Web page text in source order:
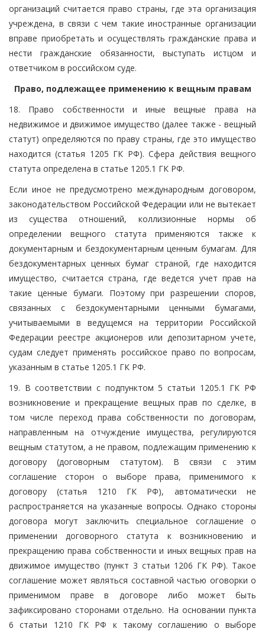
организаций считается право страны, где эта организация
учреждена, в связи с чем такие иностранные организации
вправе приобретать и осуществлять гражданские права и
нести гражданские обязанности, выступать истцом и
ответчиком в российском суде.
Право, подлежащее применению к вещным правам
18. Право собственности и иные вещные права на
недвижимое и движимое имущество (далее также - вещный
статут) определяются по праву страны, где это имущество
находится (статья 1205 ГК РФ). Сфера действия вещного
статута определена в статье 1205.1 ГК РФ.
Если иное не предусмотрено международным договором,
законодательством Российской Федерации или не вытекает
из существа отношений, коллизионные нормы об
определении вещного статута применяются также к
документарным и бездокументарным ценным бумагам. Для
бездокументарных ценных бумаг страной, где находится
имущество, считается страна, где ведется учет прав на
такие ценные бумаги. Поэтому при разрешении споров,
связанных с бездокументарными ценными бумагами,
учитываемыми в ведущемся на территории Российской
Федерации реестре акционеров или депозитарном учете,
судам следует применять российское право по вопросам,
указанным в статье 1205.1 ГК РФ.
19. В соответствии с подпунктом 5 статьи 1205.1 ГК РФ
возникновение и прекращение вещных прав по сделке, в
том числе переход права собственности по договорам,
направленным на отчуждение имущества, регулируются
вещным статутом, а не правом, подлежащим применению к
договору (договорным статутом). В связи с этим
соглашение сторон о выборе права, применимого к
договору (статья 1210 ГК РФ), автоматически не
распространяется на указанные вопросы. Однако стороны
договора могут заключить специальное соглашение о
применении договорного статута к возникновению и
прекращению права собственности и иных вещных прав на
движимое имущество (пункт 3 статьи 1206 ГК РФ). Такое
соглашение может являться составной частью оговорки о
применимом праве в договоре либо может быть
зафиксировано сторонами отдельно. На основании пункта
6 статьи 1210 ГК РФ к такому соглашению о выборе